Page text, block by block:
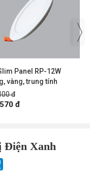
Panel RP-12W
vàng, trung tính
đ
đ
Điện Xanh